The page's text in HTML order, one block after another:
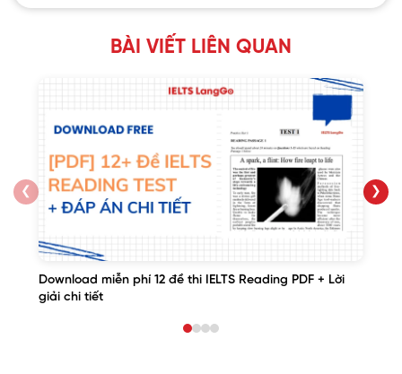
BÀI VIẾT LIÊN QUAN
❮
Download miễn phí 12 đề thi IELTS Reading PDF + Lời
giải chi tiết
❯